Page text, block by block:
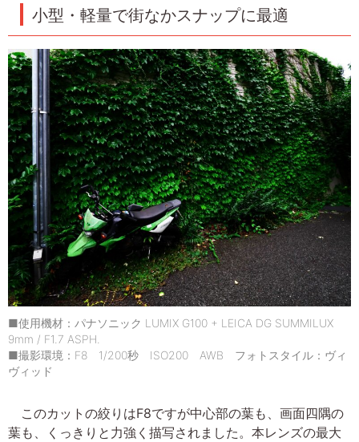
小型・軽量で街なかスナップに最適
■使用機材：パナソニック LUMIX G100 + LEICA DG SUMMILUX
9mm / F1.7 ASPH.
■撮影環境：F8 1/200秒 ISO200 AWB フォトスタイル：ヴィ
ヴィッド
このカットの絞りはF8ですが中心部の葉も、画面四隅の
葉も、くっきりと力強く描写されました。本レンズの最大